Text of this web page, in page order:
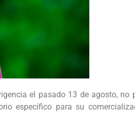
el pasado 13 de agosto, no
específico para su